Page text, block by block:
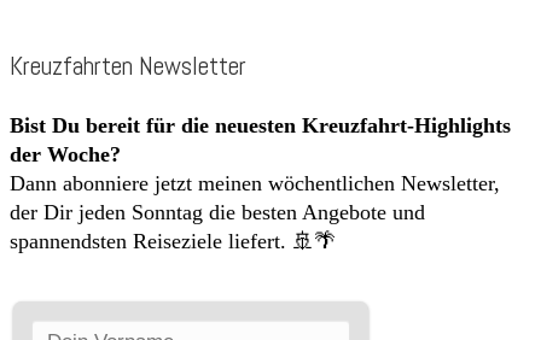
Kreuzfahrten Newsletter
Bist Du bereit für die neuesten Kreuzfahrt-Highlights
der Woche?
Dann abonniere jetzt meinen wöchentlichen Newsletter,
der Dir jeden Sonntag die besten Angebote und
spannendsten Reiseziele liefert. 🚢🌴